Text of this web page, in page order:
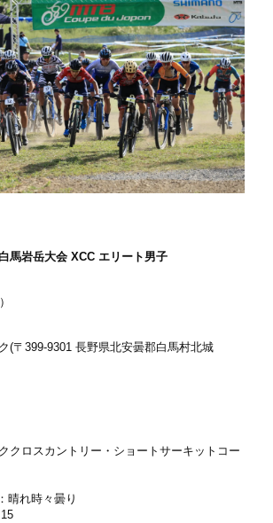
馬岩岳大会 XCC エリート男子
(〒399-9301 長野県北安曇郡白馬村北城
クロスカントリー・ショートサーキットコー
晴れ時々曇り